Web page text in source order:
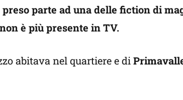
parte ad una delle fiction di
è più presente in TV.
abitava nel quartiere e di